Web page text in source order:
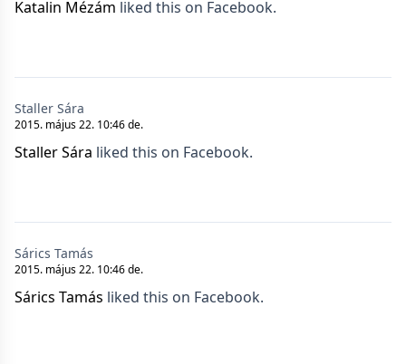
Katalin Mézám liked this on Facebook.
Staller Sára
2015. május 22. 10:46 de.
Staller Sára liked this on Facebook.
Sárics Tamás
2015. május 22. 10:46 de.
Sárics Tamás liked this on Facebook.